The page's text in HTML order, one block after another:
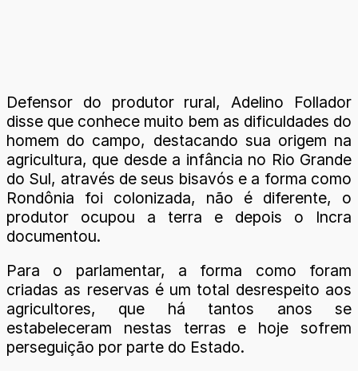
Defensor do produtor rural, Adelino Follador
disse que conhece muito bem as dificuldades do
homem do campo, destacando sua origem na
agricultura, que desde a infância no Rio Grande
do Sul, através de seus bisavós e a forma como
Rondônia foi colonizada, não é diferente, o
produtor ocupou a terra e depois o Incra
documentou.
Para o parlamentar, a forma como foram
criadas as reservas é um total desrespeito aos
agricultores, que há tantos anos se
estabeleceram nestas terras e hoje sofrem
perseguição por parte do Estado.